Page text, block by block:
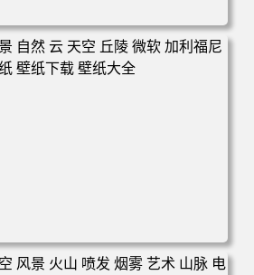
陵 山脉 树木 阿尔卑斯山 自然 电脑桌
壁纸大全
然 云 天空 丘陵 微软 加利福尼亚 电